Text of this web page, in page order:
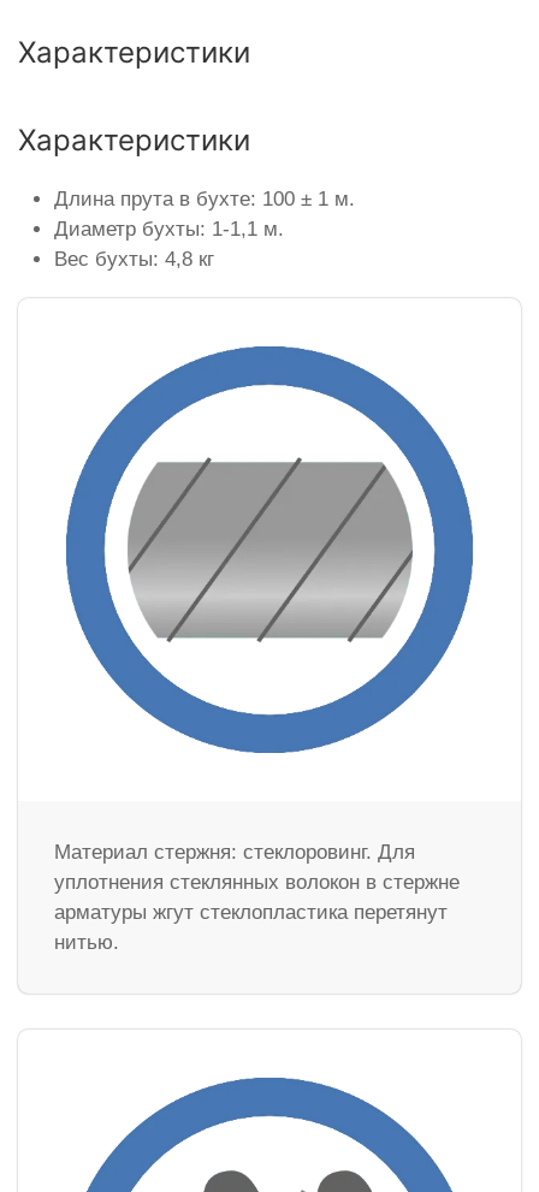
Характеристики
Характеристики
Длина прута в бухте: 100 ± 1 м.
Диаметр бухты: 1-1,1 м.
Вес бухты: 4,8 кг
Материал стержня: стеклоровинг. Для
уплотнения стеклянных волокон в стержне
арматуры жгут стеклопластика перетянут
нитью.